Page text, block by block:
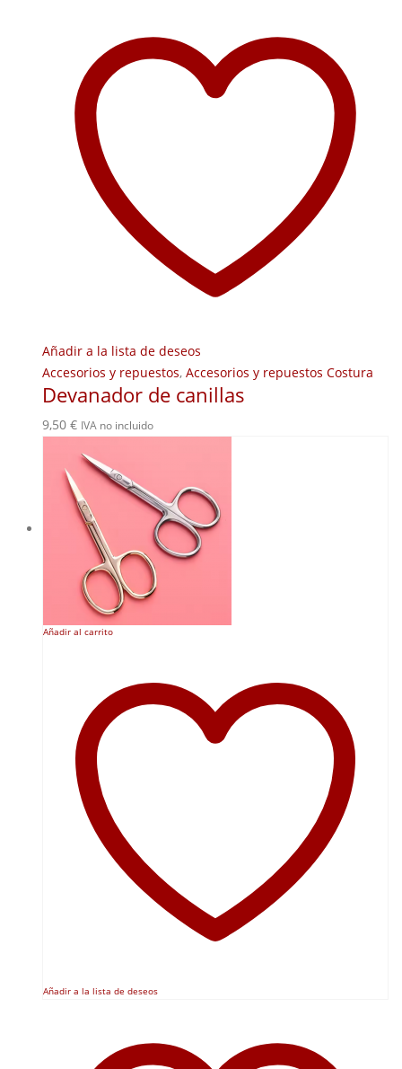
Añadir a la lista de deseos
Accesorios y repuestos, Accesorios y repuestos Costura
Devanador de canillas
9,50 € IVA no incluido
Añadir al carrito
Añadir a la lista de deseos